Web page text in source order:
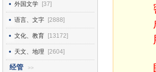
外国文学 [37]
语言、文字 [2888]
文化、教育 [13172]
天文、地理 [2604]
经管 >>